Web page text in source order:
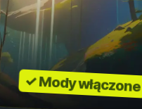
✓ Mody włączone